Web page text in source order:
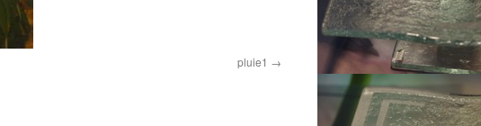
pluie1